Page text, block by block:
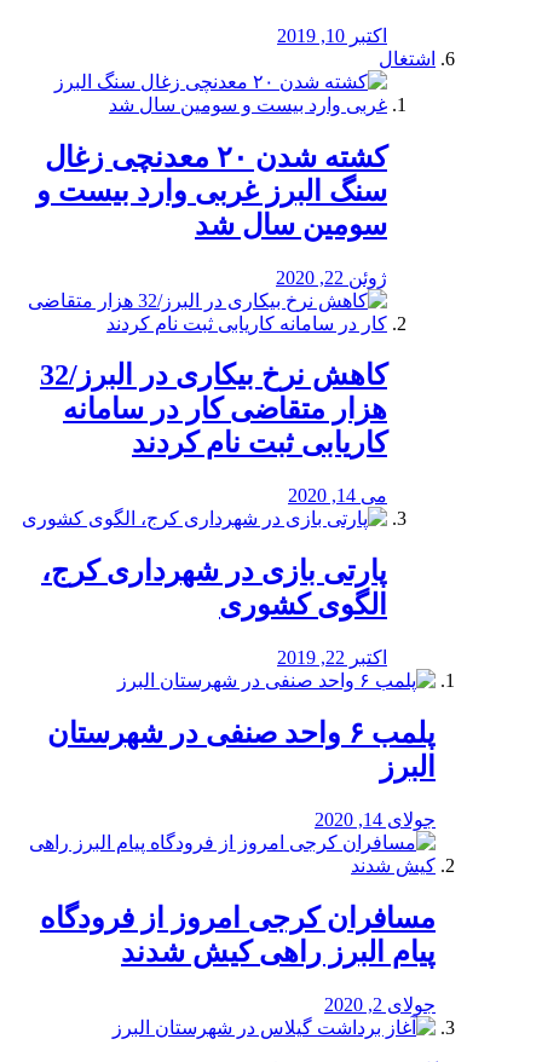
اکتبر 10, 2019
اشتغال
کشته شدن ۲۰ معدنچی زغال
سنگ البرز غربی وارد بیست و
سومین سال شد
ژوئن 22, 2020
کاهش نرخ بیکاری در البرز/32
هزار متقاضی کار در سامانه
کاریابی ثبت نام کردند
می 14, 2020
پارتی بازی در شهرداری کرج،
الگوی کشوری
اکتبر 22, 2019
پلمب ۶ واحد صنفی در شهرستان
البرز
جولای 14, 2020
مسافران کرجی امروز از فرودگاه
پیام البرز راهی کیش شدند
جولای 2, 2020